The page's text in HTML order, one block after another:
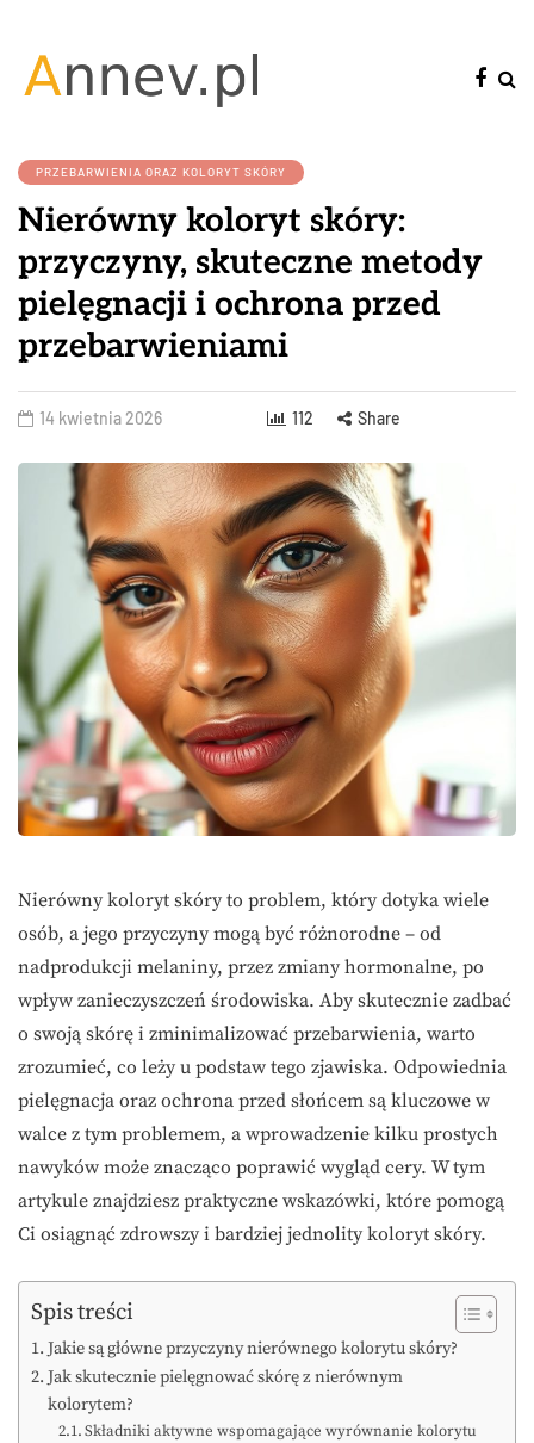
PRZEBARWIENIA ORAZ KOLORYT SKÓRY
Nierówny koloryt skóry:
przyczyny, skuteczne metody
pielęgnacji i ochrona przed
przebarwieniami
14 kwietnia 2026 112 Share
Nierówny koloryt skóry to problem, który dotyka wiele
osób, a jego przyczyny mogą być różnorodne – od
nadprodukcji melaniny, przez zmiany hormonalne, po
wpływ zanieczyszczeń środowiska. Aby skutecznie zadbać
o swoją skórę i zminimalizować przebarwienia, warto
zrozumieć, co leży u podstaw tego zjawiska. Odpowiednia
pielęgnacja oraz ochrona przed słońcem są kluczowe w
walce z tym problemem, a wprowadzenie kilku prostych
nawyków może znacząco poprawić wygląd cery. W tym
artykule znajdziesz praktyczne wskazówki, które pomogą
Ci osiągnąć zdrowszy i bardziej jednolity koloryt skóry.
Spis treści
Jakie są główne przyczyny nierównego kolorytu skóry?
Jak skutecznie pielęgnować skórę z nierównym
kolorytem?
Składniki aktywne wspomagające wyrównanie kolorytu